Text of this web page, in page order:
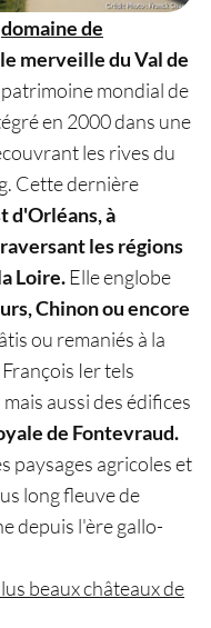
domaine de
merveille du Val de
mondial de
en 2000 dans une
les rives du
Cette dernière
d'Orléans, à
les régions
Loire.Elle englobe
Chinon ou encore
ou remaniés à la
Ier tels
mais aussi des édifices
de Fontevraud.
paysages agricoles et
long fleuve de
depuis l'ère gallo-
beaux châteaux de